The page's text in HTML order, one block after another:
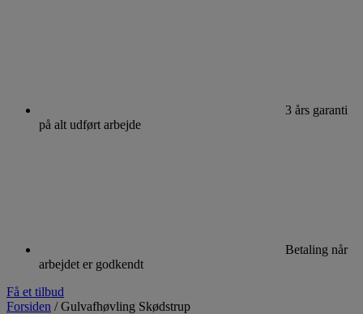
3 års garanti
på alt udført arbejde
Betaling når
arbejdet er godkendt
Få et tilbud
Forsiden /Gulvafhøvling Skødstrup